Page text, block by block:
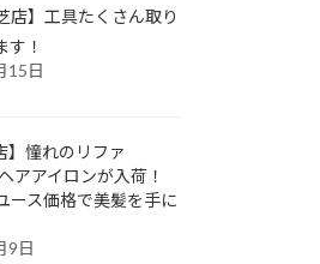
店】工具たくさん取り
す！
15日
】憧れのリファ
ヘアアイロンが入荷！
ース価格で美髪を手に
9日